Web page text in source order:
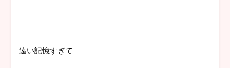
遠い記憶すぎて